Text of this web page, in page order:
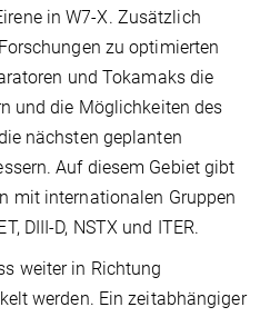
in W7-X. Zusätzlich
zu optimierten
und Tokamaks die
und die Möglichkeiten des
nächsten geplanten
Auf diesem Gebiet gibt
mit internationalen Gruppen
DIII-D, NSTX und ITER.
weiter in Richtung
werden. Ein zeitabhängiger